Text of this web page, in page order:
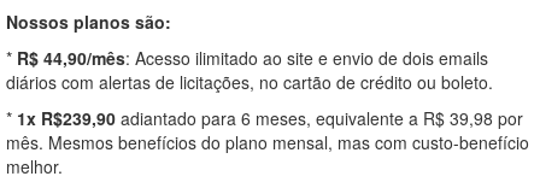
Nossos planos são:
* R$ 44,90/mês: Acesso ilimitado ao site e envio de dois emails
diários com alertas de licitações, no cartão de crédito ou boleto.
* 1x R$239,90 adiantado para 6 meses, equivalente a R$ 39,98 por
mês. Mesmos benefícios do plano mensal, mas com custo-benefício
melhor.